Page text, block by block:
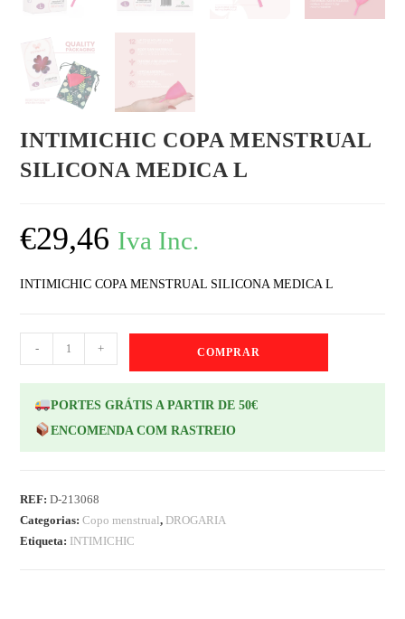
INTIMICHIC COPA MENSTRUAL
SILICONA MEDICA L
€29,46 Iva Inc.
INTIMICHIC COPA MENSTRUAL SILICONA MEDICA L
- + COMPRAR
PORTES GRÁTIS A PARTIR DE 50€
ENCOMENDA COM RASTREIO
REF:D-213068
Categorias:Copo menstrual, DROGARIA
Etiqueta: INTIMICHIC